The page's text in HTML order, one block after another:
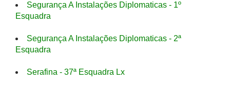
Segurança A Instalações Diplomaticas - 1º
Esquadra
Segurança A Instalações Diplomaticas - 2ª
Esquadra
Serafina - 37ª Esquadra Lx